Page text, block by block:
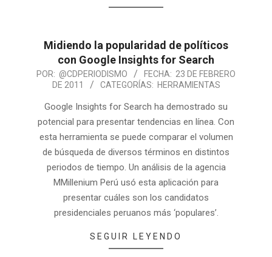
Midiendo la popularidad de políticos
con Google Insights for Search
POR: @CDPERIODISMO FECHA: 23 DE FEBRERO
DE 2011
CATEGORÍAS: HERRAMIENTAS
Google Insights for Search ha demostrado su
potencial para presentar tendencias en línea. Con
esta herramienta se puede comparar el volumen
de búsqueda de diversos términos en distintos
periodos de tiempo. Un análisis de la agencia
MMillenium Perú usó esta aplicación para
presentar cuáles son los candidatos
presidenciales peruanos más ‘populares’.
SEGUIR LEYENDO